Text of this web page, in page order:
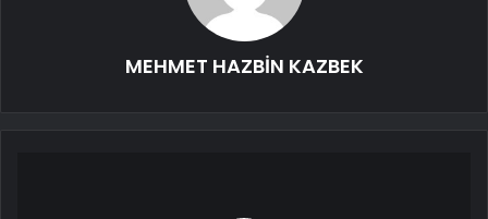
MEHMET HAZBİN KAZBEK